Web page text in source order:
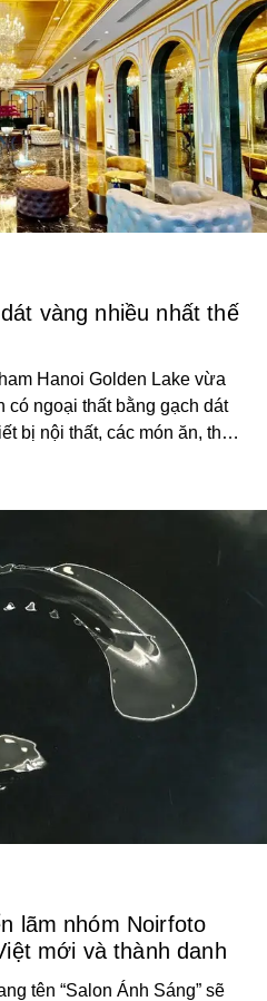
vàng nhiều nhất thế
Hanoi Golden Lake vừa
ngoại thất bằng gạch dát
bị nội thất, các món ăn, thức
lãm nhóm Noirfoto
mới và thành danh
tên “Salon Ánh Sáng” sẽ